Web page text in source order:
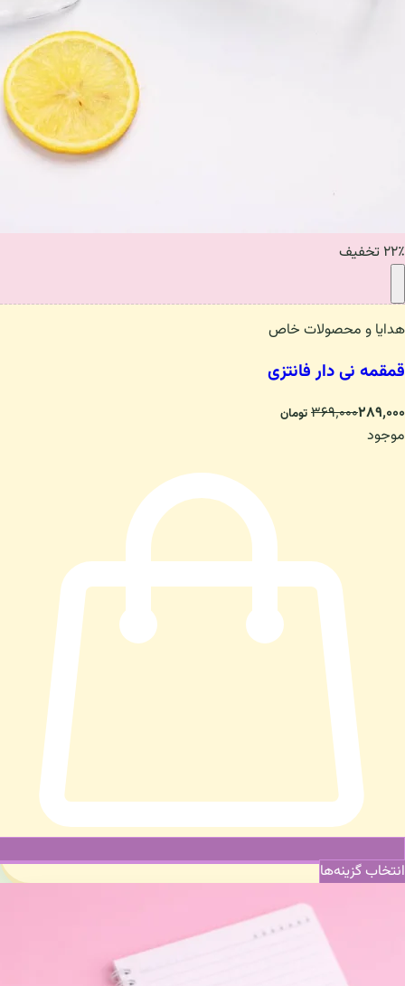
۲۲٪ تخفیف
هدایا و محصولات خاص
قمقمه نی دار فانتزی
۳۶۹٬۰۰۰۲۸۹٬۰۰۰ تومان
موجود
انتخاب گزینه‌ها